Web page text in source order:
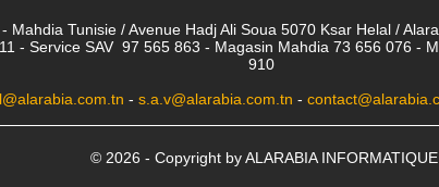
Mahdia Tunisie / Avenue Hadj Ali Soua 5070 Ksar Helal /
- Service SAV 97 565 863 - Magasin Mahdia 73 656 076 -
910
- s.a.v@alarabia.com.tn -
© 2026 - Copyright by ALARABIA INFORMATIQUE